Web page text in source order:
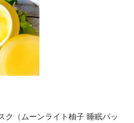
ク（ムーンライト柚子 睡眠パッ